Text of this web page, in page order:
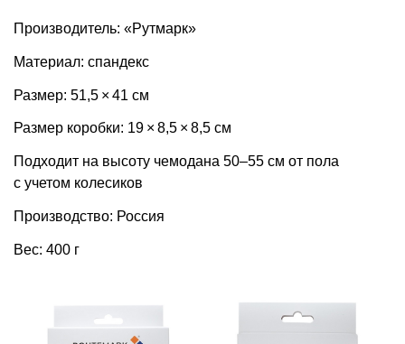
Производитель: «Рутмарк»
Материал: спандекс
Размер: 51,5 × 41 см
Размер коробки: 19 × 8,5 × 8,5 см
Подходит на высоту чемодана 50–55 см от пола
с учетом колесиков
Производство: Россия
Вес: 400 г